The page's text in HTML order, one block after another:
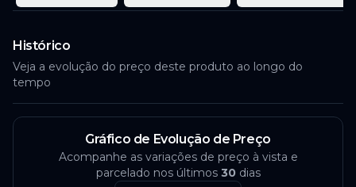
Histórico
Veja a evolução do preço deste produto ao longo do
tempo
Gráfico de Evolução de Preço
Acompanhe as variações de preço à vista e
parcelado nos últimos 30dias